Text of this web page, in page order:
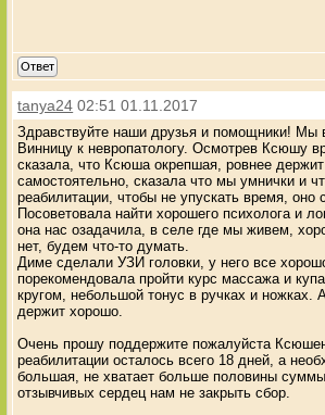
Ответ
tanya24 02:51 01.11.2017
Здравствуйте наши друзья и помощники! Мы
Винницу к невропатологу. Осмотрев Ксюшу
сказала, что Ксюша окрепшая, ровнее
самостоятельно, сказала что мы умнички и
реабилитации, чтобы не упускать время, оно
Посоветовала найти хорошего психолога и
она нас озадачила, в селе где мы живем,
нет, будем что-то думать.
Диме сделали УЗИ головки, у него все
порекомендовала пройти курс массажа и
кругом, небольшой тонус в ручках и ножках.
держит хорошо.
Очень прошу поддержите пожалуйста
реабилитации осталось всего 18 дней, а
большая, не хватает больше половины
отзывчивых сердец нам не закрыть сбор.